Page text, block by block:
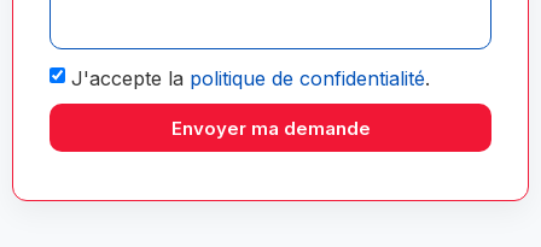
J'accepte la politique de confidentialité.
Envoyer ma demande